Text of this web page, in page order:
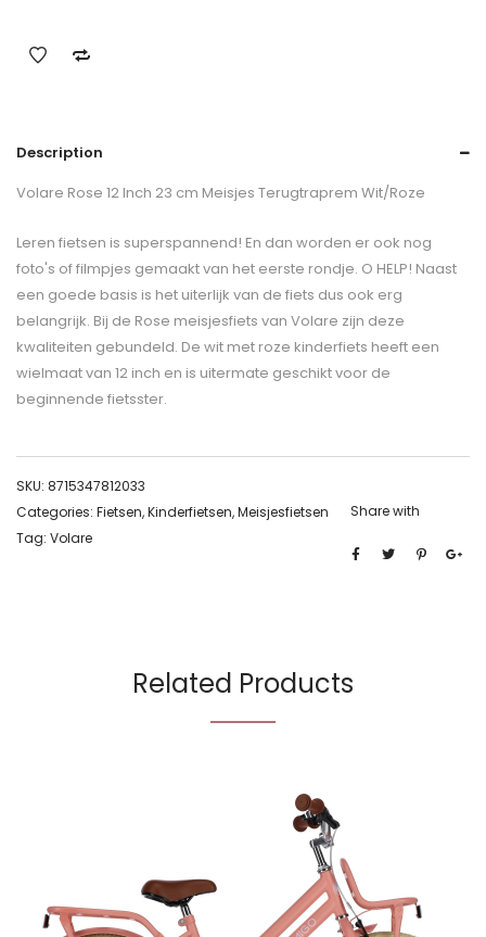
Description
Volare Rose 12 Inch 23 cm Meisjes Terugtraprem Wit/Roze
Leren fietsen is superspannend! En dan worden er ook nog
foto's of filmpjes gemaakt van het eerste rondje. O HELP! Naast
een goede basis is het uiterlijk van de fiets dus ook erg
belangrijk. Bij de Rose meisjesfiets van Volare zijn deze
kwaliteiten gebundeld. De wit met roze kinderfiets heeft een
wielmaat van 12 inch en is uitermate geschikt voor de
beginnende fietsster.
SKU: 8715347812033
Categories: Fietsen,Kinderfietsen,Meisjesfietsen
Tag: Volare
Share with
Related Products